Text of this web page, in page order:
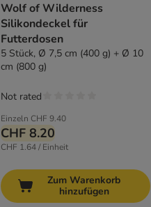
Wolf of Wilderness
Silikondeckel für
Futterdosen
5 Stück, Ø 7,5 cm (400 g) + Ø 10
cm (800 g)
Einzeln CHF 9.40
CHF 8.20
CHF 1.64 / Einheit
Not rated
Zum Warenkorb
hinzufügen